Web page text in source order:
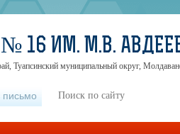
16 ИМ. М.В.
Туапсинский муниципальный округ,
письмо